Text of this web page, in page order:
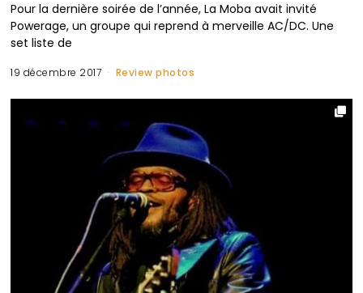
Pour la dernière soirée de l’année, La Moba avait invité
Powerage, un groupe qui reprend à merveille AC/DC. Une
set liste de
19 décembre 2017 Review photos